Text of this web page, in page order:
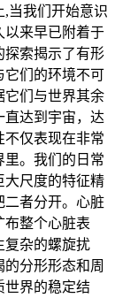
当我们开始意识
以来早已附着于
探索揭示了有形
它们的环境不可
它们与世界其余
直达到宇宙，达
不仅表现在非常
里。我们的日常
大尺度的特征精
二者分开。心脏
布整个心脏表
复杂的螺旋扰
分形形态和周
世界的稳定结